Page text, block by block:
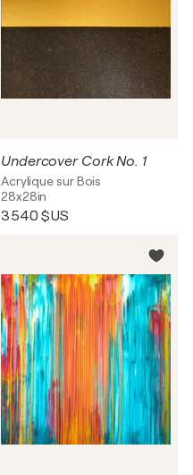
Undercover Cork No. 1
Acrylique sur Bois
28x28in
3 540 $US